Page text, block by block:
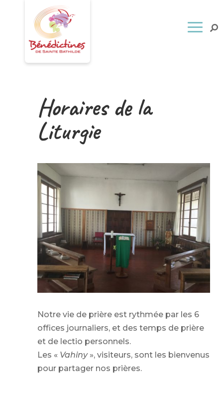
Horaires de la
Liturgie
Notre vie de prière est rythmée par les 6
offices journaliers, et des temps de prière
et de lectio personnels.
Les « Vahiny», visiteurs, sont les bienvenus
pour partager nos prières.